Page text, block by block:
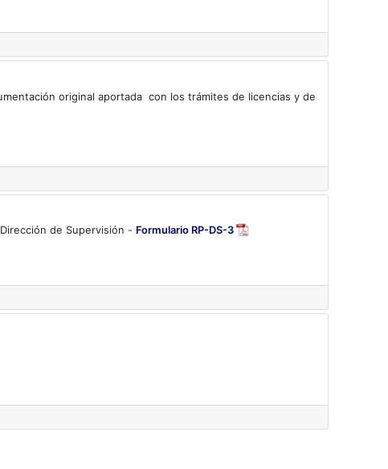
original aportada con los trámites de licencias y de
de Supervisión - Formulario RP-DS-3